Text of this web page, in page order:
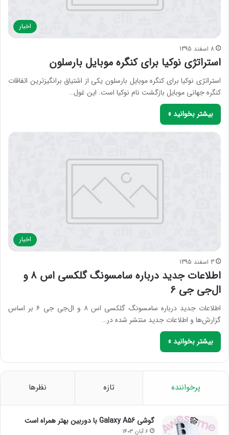
اخبار
8 اسفند 1395
استراتژی نوکیا برای کنگره موبایل بارسلون
استراتژی نوکیا برای کنگره موبایل بارسلون یکی از اشتیاق برانگیزترین اتفاقات
کنگره جهانی موبایل بازگشت نام نوکیا است. این غول…
بیشتر بخوانید »
اخبار
3 اسفند 1395
اطلاعات جدید درباره سامسونگ گلکسی اس ۸ و
ال‌جی جی ۶
اطلاعات جدید درباره سامسونگ گلکسی اس ۸ و ال‌جی جی ۶ بر اساس
گزارش‌ها و اطلاعات جدید منتشر شده در…
بیشتر بخوانید »
پرخواننده تازه نظرها
گوشی Galaxy A56 با دوربین بهتر همراه است
6 آبان 1403